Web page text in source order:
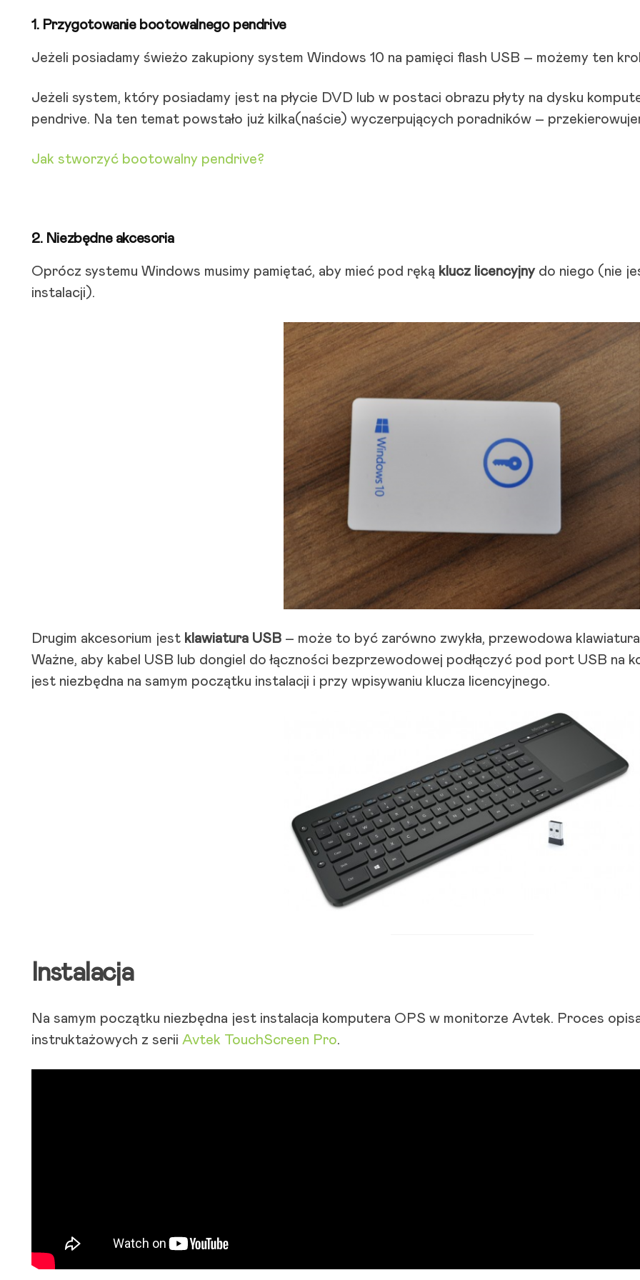
1. Przygotowanie bootowalnego pendrive
Jeżeli posiadamy świeżo zakupiony system Windows 10 na pamięci flash USB – możemy ten
Jeżeli system, który posiadamy jest na płycie DVD lub w postaci obrazu płyty na dysku
pendrive. Na ten temat powstało już kilka(naście) wyczerpujących poradników –
Jak stworzyć bootowalny pendrive?
2. Niezbędne akcesoria
Oprócz systemu Windows musimy pamiętać, aby mieć pod ręką klucz licencyjnydo niego (nie
instalacji).
Drugim akcesorium jest klawiatura USB – może to być zarówno zwykła, przewodowa
Ważne, aby kabel USB lub dongiel do łączności bezprzewodowej podłączyć pod port USB na
jest niezbędna na samym początku instalacji i przy wpisywaniu klucza licencyjnego.
Instalacja
Na samym początku niezbędna jest instalacja komputera OPS w monitorze Avtek. Proces
instruktażowych z serii Avtek TouchScreen Pro.